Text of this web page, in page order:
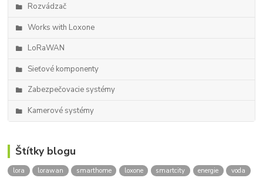
Rozvádzač
Works with Loxone
LoRaWAN
Sieťové komponenty
Zabezpečovacie systémy
Kamerové systémy
Štítky blogu
lora lorawan smarthome loxone smartcity energie
voda